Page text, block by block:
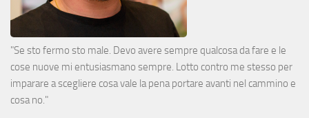
"Se sto fermo sto male. Devo avere sempre qualcosa da fare e le
cose nuove mi entusiasmano sempre. Lotto contro me stesso per
imparare a scegliere cosa vale la pena portare avanti nel cammino e
cosa no."